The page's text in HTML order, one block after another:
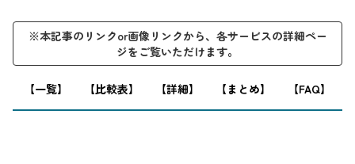
※本記事のリンクor画像リンクから、各サービスの詳細ペー
ジをご覧いただけます。
【一覧】 【比較表】 【詳細】 【まとめ】 【FAQ】